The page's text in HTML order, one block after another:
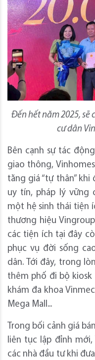
Đến hết năm 2025, sẽ
cư dân
Bên cạnh sự tác
giao thông,
tăng giá “tự thân”
uy tín, pháp lý vững
một hệ sinh thái tiện
thương hiệu
các tiện ích tại đây
phục vụ đời sống
dân. Tới đây, trong
thêm phố đi bộ kiosk
khám đa khoa
Mega Mall...
Trong bối cảnh giá
liên tục lập đỉnh mới,
các nhà đầu tư khi